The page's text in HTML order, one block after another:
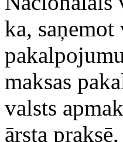
ka, saņemot
maksas
valsts
ārsta